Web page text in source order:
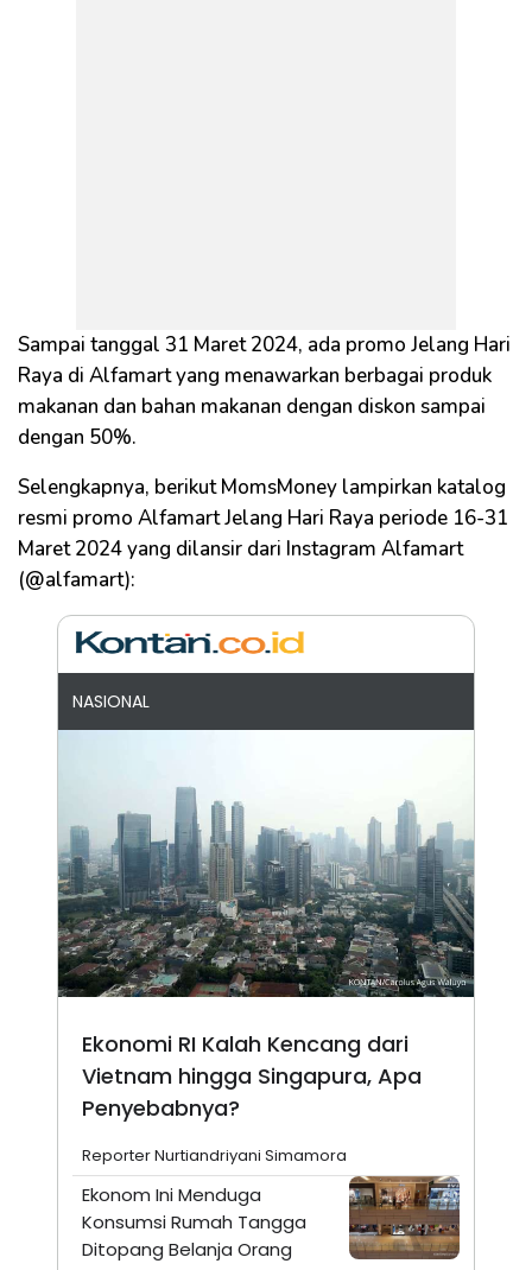
Sampai tanggal 31 Maret 2024, ada promo Jelang Hari
Raya di Alfamart yang menawarkan berbagai produk
makanan dan bahan makanan dengan diskon sampai
dengan 50%.
Selengkapnya, berikut MomsMoney lampirkan katalog
resmi promo Alfamart Jelang Hari Raya periode 16-31
Maret 2024 yang dilansir dari Instagram Alfamart
(@alfamart):
NASIONAL
Ekonomi RI Kalah Kencang dari
Vietnam hingga Singapura, Apa
Penyebabnya?
Reporter Nurtiandriyani Simamora
Ekonom Ini Menduga
Konsumsi Rumah Tangga
Ditopang Belanja Orang